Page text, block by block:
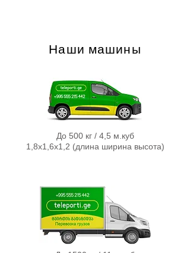
Наши машины
До 500 кг / 4,5 м.куб
1,8х1,6х1,2 (длина ширина высота)